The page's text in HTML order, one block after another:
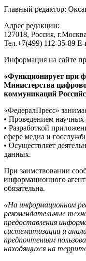
Главный редактор:
Адрес редакции:
127018, Россия,
Тел.+7(499) 112-35-89
Информация на сайте
«Функционирует при
Министерства
коммуникаций
«ФедералПресс»
• Проведением научных
• Разработкой
сфере медиа и
• Осуществляет
данных.
При заимствовании
информационного
обязательна.
«На информационном
рекомендательные
предоставления
систематизации и
предпочтениям
находящихся на